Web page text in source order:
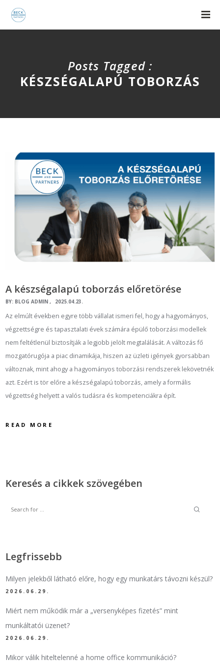
Posts Tagged :
KÉSZSÉGALAPÚ TOBORZÁS
A készségalapú toborzás előretörése
BY: BLOG ADMIN 2025.04.23.
Az elmúlt években egyre több vállalat ismeri fel, hogy a hagyományos,
végzettségre és tapasztalati évek számára épülő toborzási modellek
nem feltétlenül biztosítják a legjobb jelölt megtalálását. A változás fő
mozgatórugója a piac dinamikája, hiszen az üzleti igények gyorsabban
változnak, mint ahogy a hagyományos toborzási rendszerek lekövetnék
azt. Ezért is tör előre a készségalapú toborzás, amely a formális
végzettség helyett a valós tudásra és kompetenciákra épít.
READ MORE
Keresés a cikkek szövegében
Legfrissebb
Milyen jelekből látható előre, hogy egy munkatárs távozni készül?
2026.06.29.
Miért nem működik már a „versenyképes fizetés” mint
munkáltatói üzenet?
2026.06.29.
Mikor válik hiteltelenné a home office kommunikáció?